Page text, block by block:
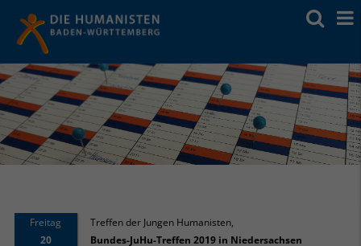
Freitag
20
Treffen der Jungen Humanisten
Bundes-JuHu-Treffen 2019 in Niedersachsen